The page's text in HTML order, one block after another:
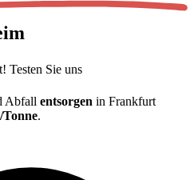
Testen Sie uns
Abfall entsorgen in Frankfurt
Tonne.